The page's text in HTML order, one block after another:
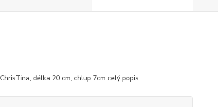
délka 20 cm, chlup 7cm celý popis